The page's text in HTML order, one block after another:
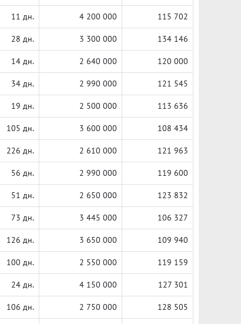
11 дн. 4 200 000 115 702
28 дн. 3 300 000 134 146
14 дн. 2 640 000 120 000
34 дн. 2 990 000 121 545
19 дн. 2 500 000 113 636
105 дн. 3 600 000 108 434
226 дн. 2 610 000 121 963
56 дн. 2 990 000 119 600
51 дн. 2 650 000 123 832
73 дн. 3 445 000 106 327
126 дн. 3 650 000 109 940
100 дн. 2 550 000 119 159
24 дн. 4 150 000 127 301
106 дн. 2 750 000 128 505